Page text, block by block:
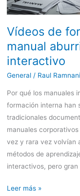
Vídeos de
manual
interactivo
General/ Raul Ramnani
Por qué los manuales
formación interna han
tradicionales
manuales
vez y rara vez volvían
métodos de
interactivos, pero gran
al
Motion
Graphics
Leer más »